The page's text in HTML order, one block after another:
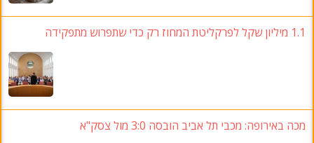
1.1 מיליון שקל לפרקליטת המחוז רק כדי שתפרוש מתפקידה
מכה באירופה: מכבי תל אביב הובסה 3:0 מול צסק"א